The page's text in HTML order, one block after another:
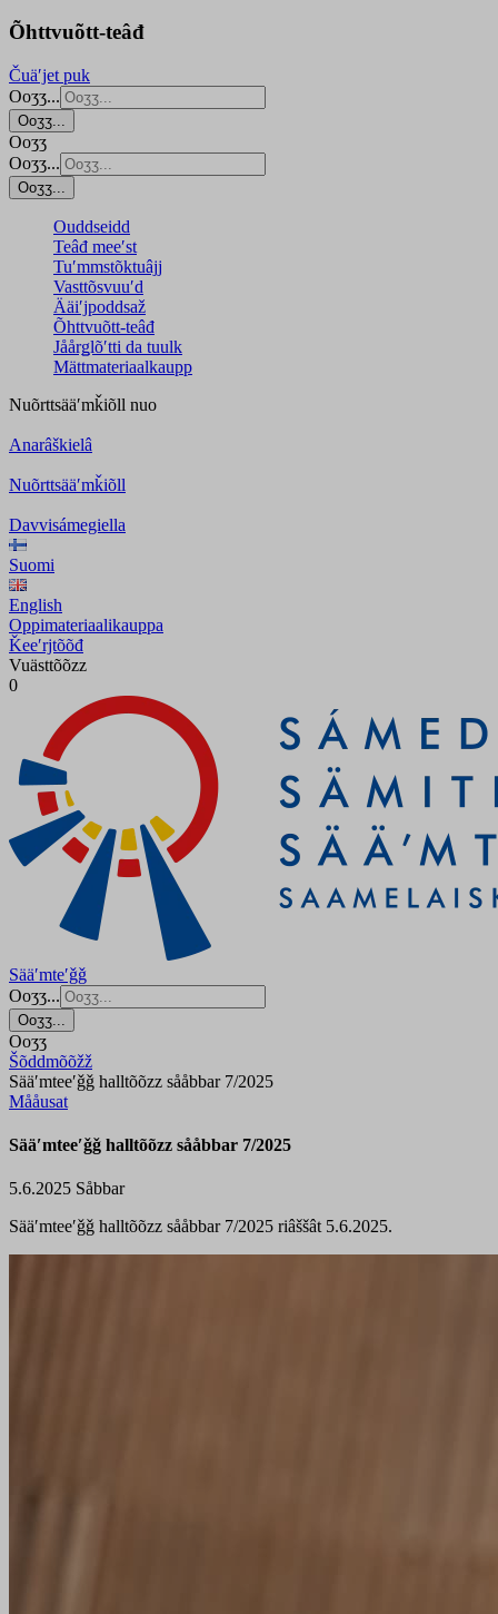
Õhttvuõtt-teâđ
Čuäʹjet puk
Ooʒʒ...
Ooʒʒ...
Ooʒʒ
Ooʒʒ...
Ooʒʒ...
Ouddseidd
Teâđ meeʹst
Tuʹmmstõktuâjj
Vasttõsvuuʹd
Ääiʹjpoddsaž
Õhttvuõtt-teâđ
Jåårǥlõʹtti da tuulk
Mättmateriaalkaupp
Nuõrttsääʹmǩiõll nuo
Anarâškielâ
Nuõrttsääʹmǩiõll
Davvisámegiella
Suomi
English
Oppimateriaalikauppa
Ǩeeʹrjtõõđ
Vuästtõõzz
0
Sääʹmteʹǧǧ
Ooʒʒ...
Ooʒʒ...
Ooʒʒ
Šõddmõõžž
Sääʹmteeʹǧǧ halltõõzz sååbbar 7/2025
Mååusat
Sääʹmteeʹǧǧ halltõõzz sååbbar 7/2025
5.6.2025 Såbbar
Sääʹmteeʹǧǧ halltõõzz sååbbar 7/2025 riâššât 5.6.2025.